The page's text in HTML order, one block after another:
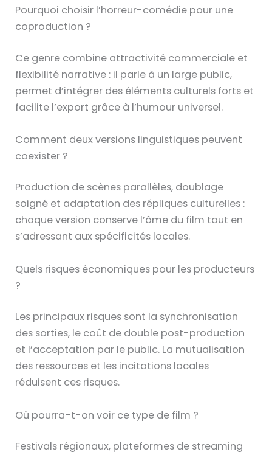
Pourquoi choisir l’horreur-comédie pour une
coproduction ?
Ce genre combine attractivité commerciale et
flexibilité narrative : il parle à un large public,
permet d’intégrer des éléments culturels forts et
facilite l’export grâce à l’humour universel.
Comment deux versions linguistiques peuvent
coexister ?
Production de scènes parallèles, doublage
soigné et adaptation des répliques culturelles :
chaque version conserve l’âme du film tout en
s’adressant aux spécificités locales.
Quels risques économiques pour les producteurs
?
Les principaux risques sont la synchronisation
des sorties, le coût de double post-production
et l’acceptation par le public. La mutualisation
des ressources et les incitations locales
réduisent ces risques.
Où pourra-t-on voir ce type de film ?
Festivals régionaux, plateformes de streaming